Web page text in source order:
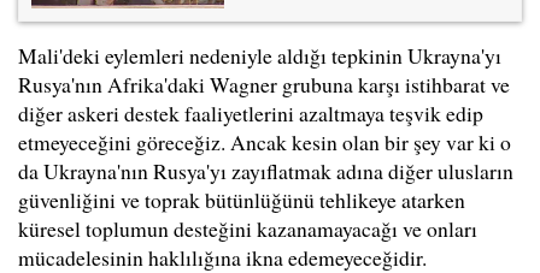
Mali'deki eylemleri nedeniyle aldığı tepkinin Ukrayna'yı
Rusya'nın Afrika'daki Wagner grubuna karşı istihbarat ve
diğer askeri destek faaliyetlerini azaltmaya teşvik edip
etmeyeceğini göreceğiz. Ancak kesin olan bir şey var ki o
da Ukrayna'nın Rusya'yı zayıflatmak adına diğer ulusların
güvenliğini ve toprak bütünlüğünü tehlikeye atarken
küresel toplumun desteğini kazanamayacağı ve onları
mücadelesinin haklılığına ikna edemeyeceğidir.